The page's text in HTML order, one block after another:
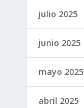
julio 2025
junio 2025
mayo 2025
abril 2025